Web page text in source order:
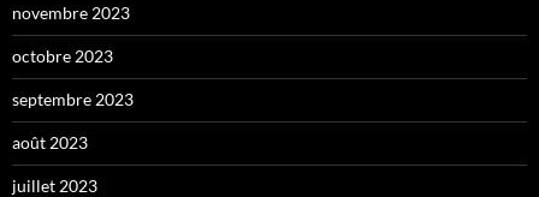
novembre 2023
octobre 2023
septembre 2023
août 2023
juillet 2023